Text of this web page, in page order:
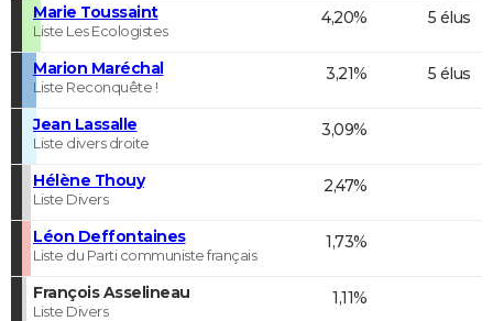
Marie Toussaint
Liste Les Ecologistes
4,20% 5 élus
Marion Maréchal
Liste Reconquête !
3,21% 5 élus
Jean Lassalle
Liste divers droite
3,09%
Hélène Thouy
Liste Divers
2,47%
Léon Deffontaines
Liste du Parti communiste français
1,73%
François Asselineau
Liste Divers
1,11%